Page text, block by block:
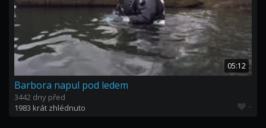
05:12
Barbora napul pod ledem
3442 dny před
1983 krát zhlédnuto
-